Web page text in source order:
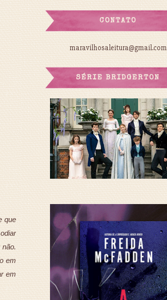
que
não.
em
em
CONTATO
maravilhosaleitura@gmail.com
SÉRIE BRIDGERTON